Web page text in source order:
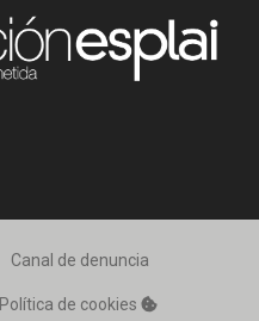
Canal de denuncia
Política de cookies